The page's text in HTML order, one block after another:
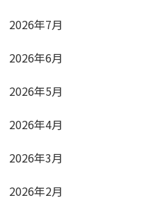
2026年7月
2026年6月
2026年5月
2026年4月
2026年3月
2026年2月